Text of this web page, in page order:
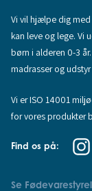
Vi vil hjælpe dig
kan leve og lege. Vi
børn i alderen 0-3
madrasser og
Vi er ISO 14001
for vores produkter
Find os på:
Se